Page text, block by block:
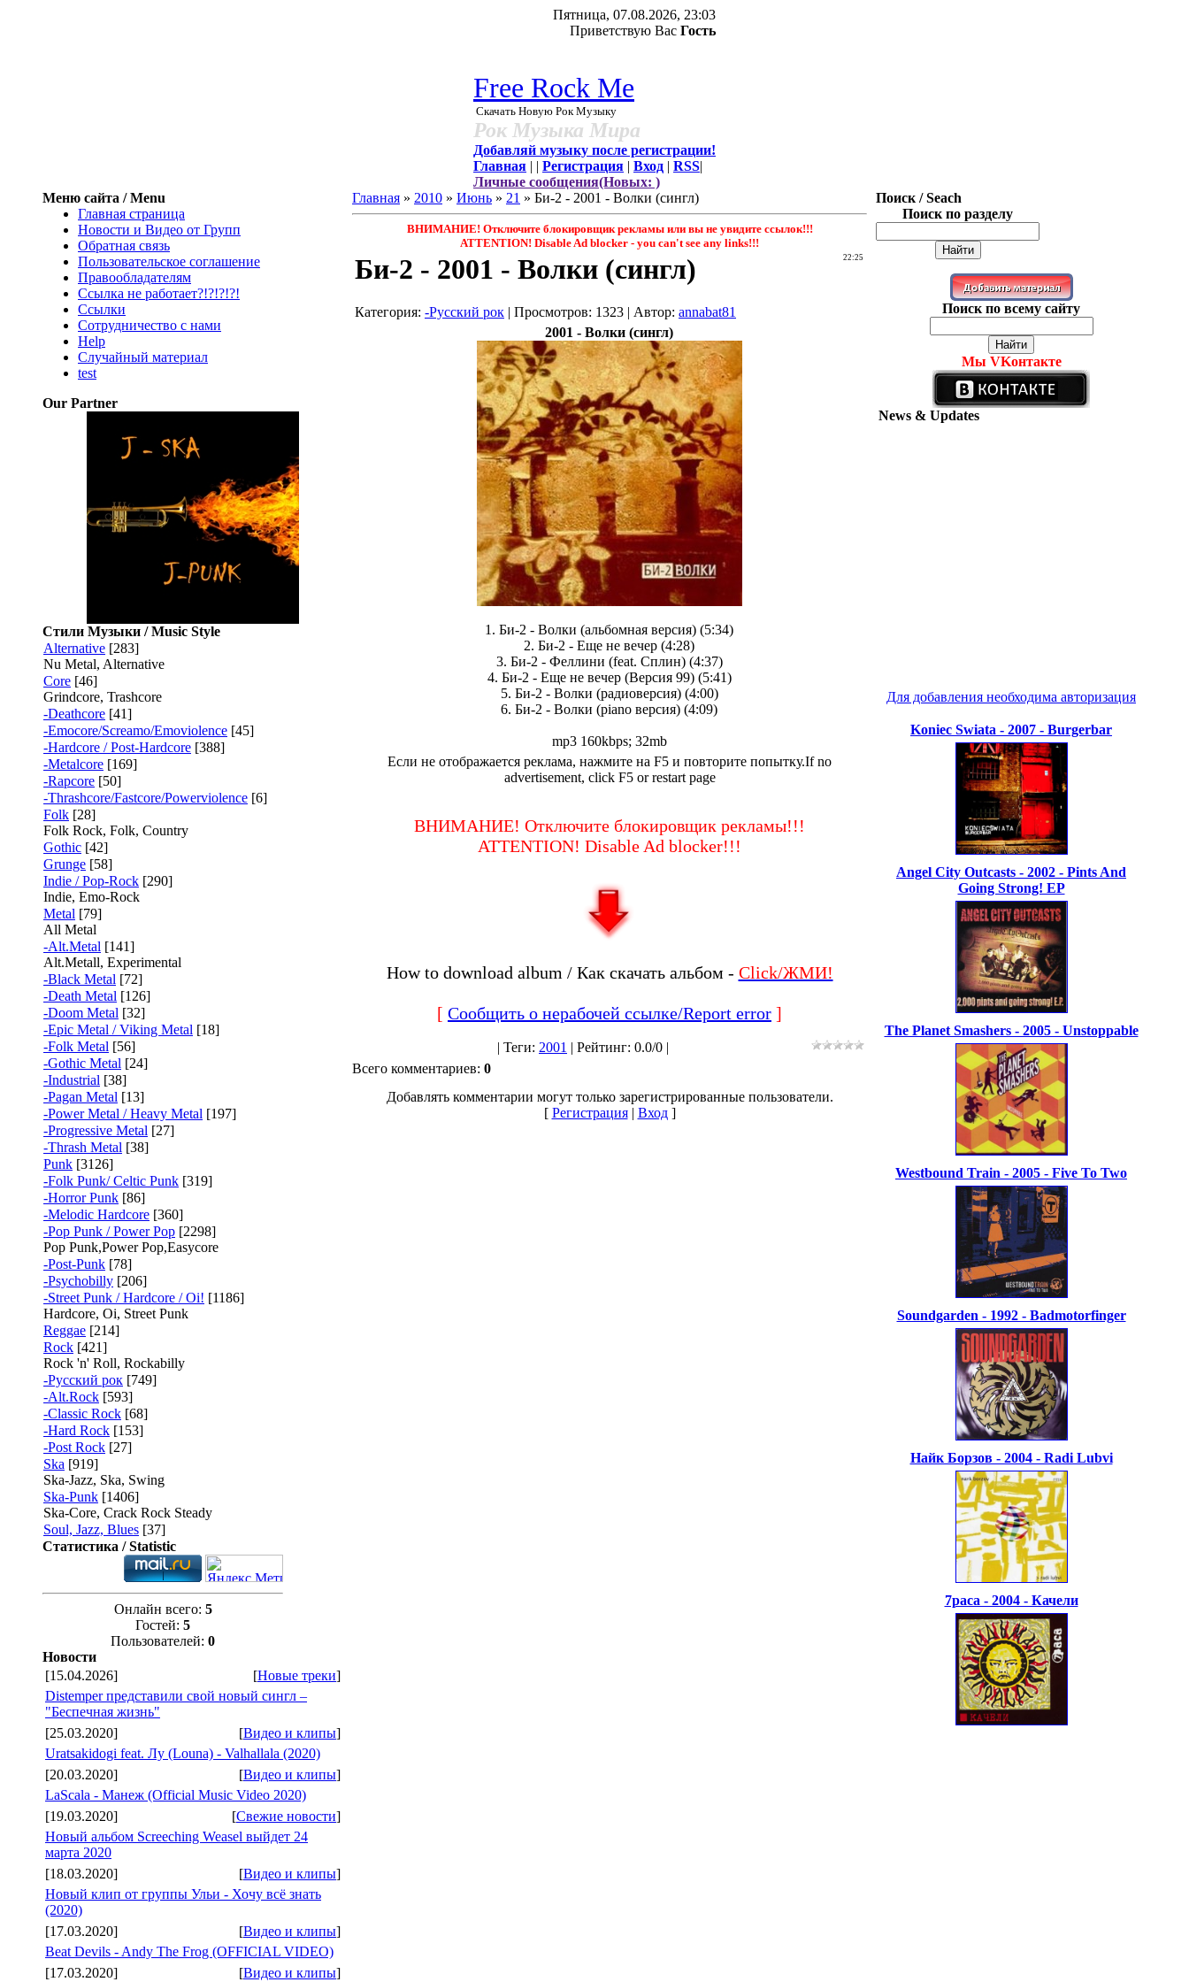
Пятница, 07.08.2026, 23:03
Приветствую Вас Гость
Free Rock Me
Скачать Новую Рок Музыку
Рок Музыка Мира
Добавляй музыку после регистрации!
Главная | | Регистрация | Вход | RSS|
Личные сообщения(Новых: )
Меню сайта / Menu
Главная страница
Новости и Видео от Групп
Обратная связь
Пользовательское соглашение
Правообладателям
Ссылка не работает?!?!?!?!
Ссылки
Сотрудничество с нами
Help
Cлучайный материал
test
Our Partner
Стили Музыки / Music Style
Alternative [283]
Nu Metal, Alternative
Core [46]
Grindcore, Trashcore
-Deathcore [41]
-Emocore/Screamo/Emoviolence [45]
-Hardcore / Post-Hardcore [388]
-Metalcore [169]
-Rapcore [50]
-Thrashcore/Fastcore/Powerviolence [6]
Folk [28]
Folk Rock, Folk, Country
Gothic [42]
Grunge [58]
Indie / Pop-Rock [290]
Indie, Emo-Rock
Metal [79]
All Metal
-Alt.Metal [141]
Alt.Metall, Experimental
-Black Metal [72]
-Death Metal [126]
-Doom Metal [32]
-Epic Metal / Viking Metal [18]
-Folk Metal [56]
-Gothic Metal [24]
-Industrial [38]
-Pagan Metal [13]
-Power Metal / Heavy Metal [197]
-Progressive Metal [27]
-Thrash Metal [38]
Punk [3126]
-Folk Punk/ Celtic Punk [319]
-Horror Punk [86]
-Melodic Hardcore [360]
-Pop Punk / Power Pop [2298]
Pop Punk,Power Pop,Easycore
-Post-Punk [78]
-Psychobilly [206]
-Street Punk / Hardcore / Oi! [1186]
Hardcore, Oi, Street Punk
Reggae [214]
Rock [421]
Rock 'n' Roll, Rockabilly
-Русский рок [749]
-Alt.Rock [593]
-Classic Rock [68]
-Hard Rock [153]
-Post Rock [27]
Ska [919]
Ska-Jazz, Ska, Swing
Ska-Punk [1406]
Ska-Core, Crack Rock Steady
Soul, Jazz, Blues [37]
Статистика / Statistic
Онлайн всего: 5
Гостей: 5
Пользователей: 0
Новости
[15.04.2026]
[Новые треки]
Distemper представили свой новый сингл –
"Беспечная жизнь"
[25.03.2020]
[Видео и клипы]
Uratsakidogi feat. Лу (Louna) - Valhallala (2020)
[20.03.2020]
[Видео и клипы]
LaScala - Манеж (Official Music Video 2020)
[19.03.2020]
[Свежие новости]
Новый альбом Screeching Weasel выйдет 24
марта 2020
[18.03.2020]
[Видео и клипы]
Новый клип от группы Ульи - Хочу всё знать
(2020)
[17.03.2020]
[Видео и клипы]
Beat Devils - Andy The Frog (OFFICIAL VIDEO)
[17.03.2020]
[Видео и клипы]
Главная » 2010 » Июнь » 21 » Би-2 - 2001 - Волки (сингл)
ВНИМАНИЕ! Отключите блокировщик рекламы или вы не увидите ссылок!!!
ATTENTION! Disable Ad blocker - you саn't see any links!!!
22:25
Би-2 - 2001 - Волки (сингл)
Категория: -Русский рок | Просмотров: 1323 | Автор: annabat81
2001 - Волки (сингл)
1. Би-2 - Волки (альбомная версия) (5:34)
2. Би-2 - Еще не вечер (4:28)
3. Би-2 - Феллини (feat. Сплин) (4:37)
4. Би-2 - Еще не вечер (Версия 99) (5:41)
5. Би-2 - Волки (радиоверсия) (4:00)
6. Би-2 - Волки (piano версия) (4:09)
mp3 160kbps; 32mb
Если не отображается реклама, нажмите на F5 и повторите попытку.If no
advertisement, click F5 or restart page
ВНИМАНИЕ! Отключите блокировщик рекламы!!!
ATTENTION! Disable Ad blocker!!!
How to download album / Как скачать альбом - Click/ЖМИ!
[ Сообщить о нерабочей ссылке/Report error ]
| Теги: 2001 | Рейтинг: 0.0/0 |
Всего комментариев: 0
Добавлять комментарии могут только зарегистрированные пользователи.
[ Регистрация| Вход]
Поиск / Seach
Поиск по разделу
Поиск по всему сайту
Мы VKонтакте
News & Updates
Для добавления необходима авторизация
Koniec Swiata - 2007 - Burgerbar
Angel City Outcasts - 2002 - Pints And
Going Strong! EP
The Planet Smashers - 2005 - Unstoppable
Westbound Train - 2005 - Five To Two
Soundgarden - 1992 - Badmotorfinger
Найк Борзов - 2004 - Radi Lubvi
7раса - 2004 - Качели